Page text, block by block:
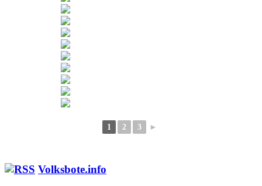
1 2 3 ►
Volksbote.info